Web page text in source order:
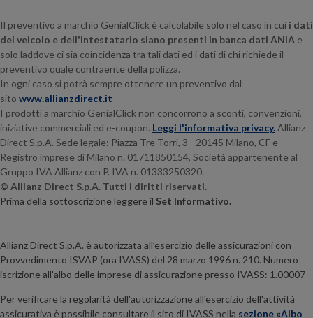
Il preventivo a marchio GenialClick è calcolabile solo nel caso in cui i dati
del veicolo e dell'intestatario siano presenti in banca dati ANIA e
solo laddove ci sia coincidenza tra tali dati ed i dati di chi richiede il
preventivo quale contraente della polizza.
In ogni caso si potrà sempre ottenere un preventivo dal
sito www.allianzdirect.it
I prodotti a marchio GenialClick non concorrono a sconti, convenzioni,
iniziative commerciali ed e-coupon. Leggi l'informativa privacy.Allianz
Direct S.p.A. Sede legale: Piazza Tre Torri, 3 - 20145 Milano, CF e
Registro imprese di Milano n. 01711850154, Società appartenente al
Gruppo IVA Allianz con P. IVA n. 01333250320.
© Allianz Direct S.p.A. Tutti i diritti riservati.
Prima della sottoscrizione leggere il Set Informativo.
Allianz Direct S.p.A. è autorizzata all’esercizio delle assicurazioni con
Provvedimento ISVAP (ora IVASS) del 28 marzo 1996 n. 210. Numero
iscrizione all'albo delle imprese di assicurazione presso IVASS: 1.00007
Per verificare la regolarità dell'autorizzazione all'esercizio dell'attività
assicurativa è possibile consultare il sito di IVASS nella sezione «Albo